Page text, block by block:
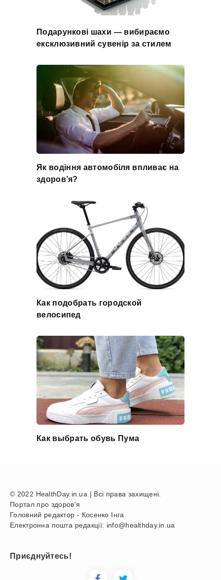
Подарункові шахи — вибираємо
ексклюзивний сувенір за стилем
Як водіння автомобіля впливає на
здоров’я?
Как подобрать городской
велосипед
Как выбрать обувь Пума
© 2022 HealthDay.in.ua | Всі права захищені.
Портал про здоров'я
Головний редактор - Косенко Інга
Електронна пошта редакції: info@healthday.in.ua
Приєднуйтесь!